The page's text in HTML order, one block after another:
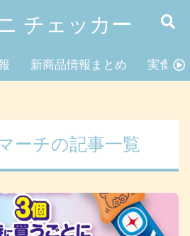
チェッカー
新商品情報まとめ 実食レ
ーチの記事一覧